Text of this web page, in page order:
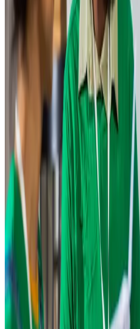
As economias portadoras de futuro
desenvolvimento econômico
e a melhoria da qualidade de vida,
tecnologias e modelos de negócios
planeta no centro das decisões.
Não à toa, os setores e atividades
portadoras de futuro conseguem
esse alinhamento entre a inovação
conhecer alguns deles.
Economia criativa
Representada por setores como
tecnologia da informação, que
conhecimento. A economia circular
mais geral do conceito.
Tecnologias da
Muito além do simples
relaciona com um conjunto de
a produção, o acesso e a
otimizam a comunicação entre
Nesse sentido, podemos citar o
aplicativos, plataformas digitais,
cibernética.